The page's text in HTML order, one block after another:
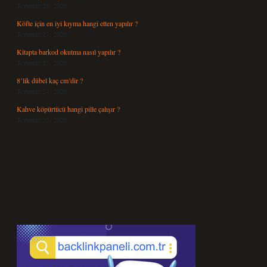
Temmuz 29, 2026
Köfte için en iyi kıyma hangi etten yapılır ?
Temmuz 27, 2026
Kitapta barkod okutma nasıl yapılır ?
Temmuz 25, 2026
8’lik dübel kaç cm’dir ?
Temmuz 24, 2026
Kahve köpürtücü hangi pille çalışır ?
Temmuz 23, 2026